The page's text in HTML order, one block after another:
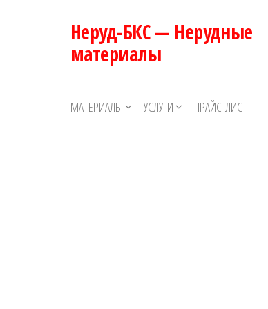
Неруд-БКС — Нерудные
материалы
МАТЕРИАЛЫ УСЛУГИ ПРАЙС-ЛИСТ